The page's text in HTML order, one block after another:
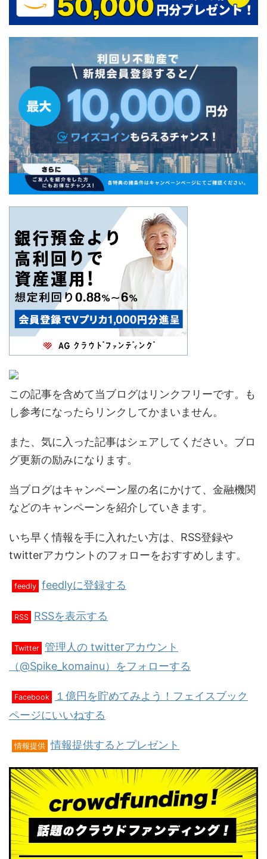
この記事を含めて当ブログはリンクフリーです。も
し参考になったらリンクしてかまいません。
また、気に入った記事はシェアしてください。ブロ
グ更新の励みになります。
当ブログはキャンペーン屋の名にかけて、金融機関
などのキャンペーンを紹介していきます。
いち早く情報を手に入れたい方は、RSS登録や
twitterアカウントのフォローをおすすめします。
feedly feedlyに登録する
RSS RSSを表示する
Twitter 管理人の twitterアカウント
（@Spike_komainu）をフォローする
Facebook
１億円を貯めてみよう！フェイスブック
ページにいいねする
情報提供 情報提供するとプレゼント